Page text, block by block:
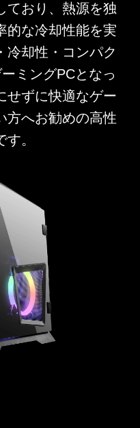
ており、熱源を独
的な冷却性能を実
冷却性・コンパク
ミングPCとなっ
せずに快適なゲー
方へお勧めの高性
。